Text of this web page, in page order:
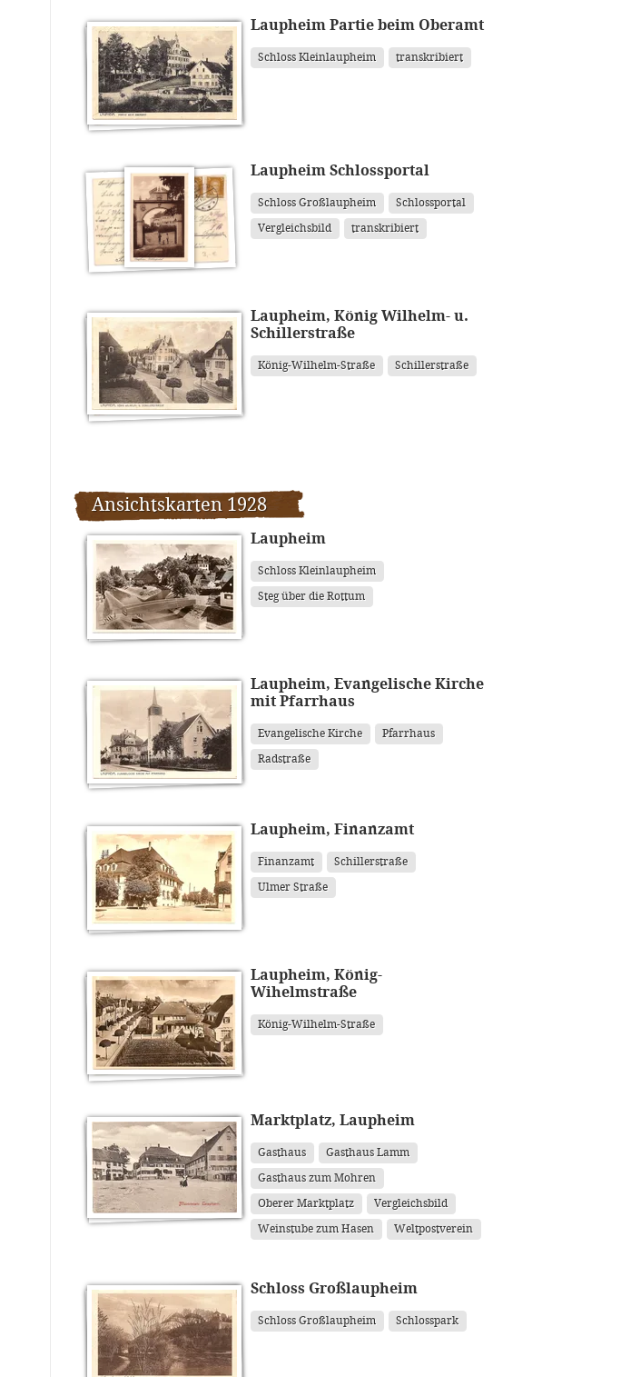
Laupheim Partie beim Oberamt
Schloss Kleinlaupheim transkribiert
Laupheim Schlossportal
Schloss Großlaupheim Schlossportal
Vergleichsbild transkribiert
Laupheim, König Wilhelm- u.
Schillerstraße
König-Wilhelm-Straße Schillerstraße
Ansichtskarten 1928
Laupheim
Schloss Kleinlaupheim
Steg über die Rottum
Laupheim, Evangelische Kirche
mit Pfarrhaus
Evangelische Kirche Pfarrhaus
Radstraße
Laupheim, Finanzamt
Finanzamt Schillerstraße
Ulmer Straße
Laupheim, König-
Wihelmstraße
König-Wilhelm-Straße
Marktplatz, Laupheim
Gasthaus Gasthaus Lamm
Gasthaus zum Mohren
Oberer Marktplatz Vergleichsbild
Weinstube zum Hasen Weltpostverein
Schloss Großlaupheim
Schloss Großlaupheim Schlosspark